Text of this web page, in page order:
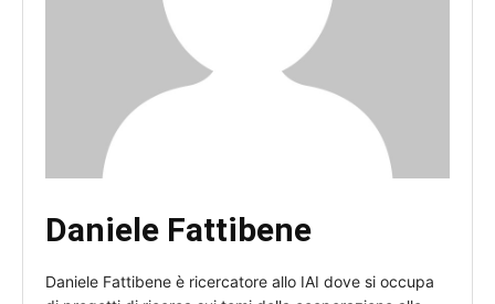
Daniele Fattibene
Daniele Fattibene è ricercatore allo IAI dove si occupa